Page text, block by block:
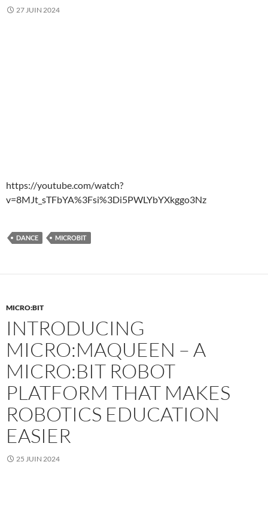
27 JUIN 2024
https://youtube.com/watch?
v=8MJt_sTFbYA%3Fsi%3Di5PWLYbYXkggo3Nz
DANCE MICROBIT
MICRO:BIT
INTRODUCING
MICRO:MAQUEEN – A
MICRO:BIT ROBOT
PLATFORM THAT MAKES
ROBOTICS EDUCATION
EASIER
25 JUIN 2024